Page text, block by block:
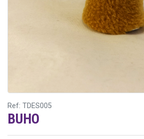
Ref: TDES005
BUHO